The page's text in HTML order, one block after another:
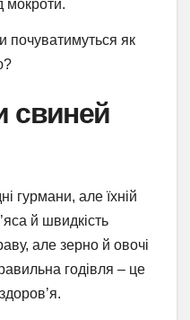
мокроти.
почуватимуться як
свиней
гурмани, але їхній
й швидкість
але зерно й овочі
годівля – це